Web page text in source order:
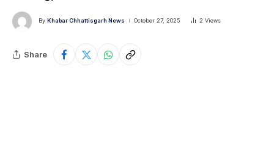
By Khabar Chhattisgarh News October 27, 2025 2 Views
Share